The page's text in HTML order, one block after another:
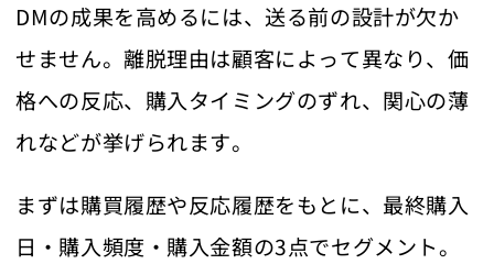
DMの成果を高めるには、送る前の設計が欠か
せません。離脱理由は顧客によって異なり、価
格への反応、購入タイミングのずれ、関心の薄
れなどが挙げられます。
まずは購買履歴や反応履歴をもとに、最終購入
日・購入頻度・購入金額の3点でセグメント。